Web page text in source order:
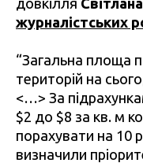
журналістських
“Загальна площа
територій на
<…> За
$2 до $8 за кв. м
порахувати на 10
визначили